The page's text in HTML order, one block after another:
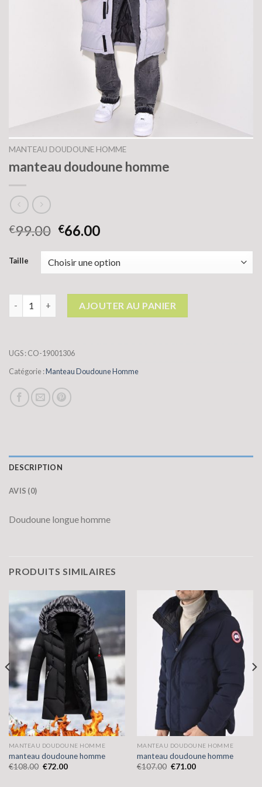
MANTEAU DOUDOUNE HOMME
manteau doudoune homme
€99.00 €66.00
Taille
AJOUTER AU PANIER
UGS :CO-19001306
Catégorie :Manteau Doudoune Homme
DESCRIPTION
AVIS (0)
Doudoune longue homme
PRODUITS SIMILAIRES
MANTEAU DOUDOUNE HOMME
manteau doudoune homme
€108.00 €72.00
MANTEAU DOUDOUNE HOMME
manteau doudoune homme
€107.00 €71.00